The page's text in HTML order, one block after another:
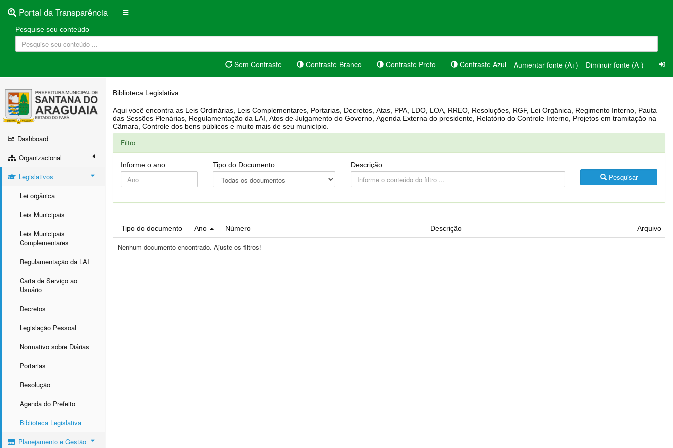
Portal da Transparência
Pesquise seu conteúdo
Sem Contraste Contraste Branco Contraste Preto Contraste Azul Aumentar fonte (A+) Diminuir fonte (A-)
Dashboard
Organizacional
Legislativos
Lei orgânica
Leis Municipais
Leis Municipais
Complementares
Regulamentação da LAI
Carta de Serviço ao
Usuário
Decretos
Legislação Pessoal
Normativo sobre Diárias
Portarias
Resolução
Agenda do Prefeito
Biblioteca Legislativa
Planejamento e Gestão
Biblioteca Legislativa
Aqui você encontra as Leis Ordinárias, Leis Complementares, Portarias, Decretos, Atas, PPA, LDO, LOA, RREO, Resoluções, RGF, Lei Orgânica, Regimento Interno, Pauta
das Sessões Plenárias, Regulamentação da LAI, Atos de Julgamento do Governo, Agenda Externa do presidente, Relatório do Controle Interno, Projetos em tramitação na
Câmara, Controle dos bens públicos e muito mais de seu município.
Filtro
Informe o ano Tipo do Documento Descrição
Pesquisar
Tipo do documento Ano Número Descrição Arquivo
Nenhum documento encontrado. Ajuste os filtros!